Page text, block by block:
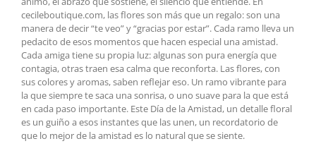
cecileboutique.com, las flores son más que un regalo: son una
manera de decir “te veo” y “gracias por estar”. Cada ramo lleva un
pedacito de esos momentos que hacen especial una amistad.
Cada amiga tiene su propia luz: algunas son pura energía que
contagia, otras traen esa calma que reconforta. Las flores, con
sus colores y aromas, saben reflejar eso. Un ramo vibrante para
la que siempre te saca una sonrisa, o uno suave para la que está
en cada paso importante. Este Día de la Amistad, un detalle floral
es un guiño a esos instantes que las unen, un recordatorio de
que lo mejor de la amistad es lo natural que se siente.